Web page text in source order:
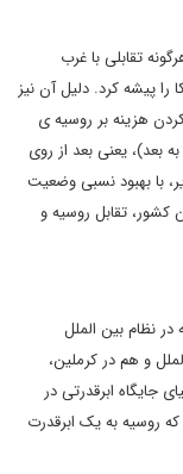
تقابلی با غرب
را پیشه کرد. دلیل آن نیز
هزینه بر روسیه ی
دچار بحران بود. در دوره ی دوم این سیاست (از 2012 به بعد)، یعنی بعد از روی
با بهبود نسبی وضعیت
کشور، تقابل روسیه و
نظام بین الملل
و هم در کرملین،
جایگاه ابرقدرتی در
روسیه به یک ابرقدرت